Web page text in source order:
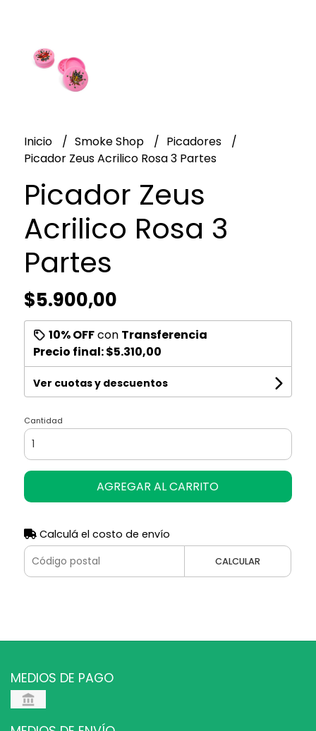
Inicio Smoke Shop
Picadores
Picador Zeus Acrilico Rosa 3 Partes
Picador Zeus
Acrilico Rosa 3
Partes
$5.900,00
10% OFFcon Transferencia
Precio final:$5.310,00
Ver cuotas y descuentos
Cantidad
AGREGAR AL CARRITO
Calculá el costo de envío
CALCULAR
MEDIOS DE PAGO